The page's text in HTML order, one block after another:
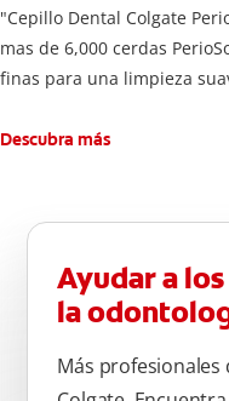
"Cepillo Dental Colgate PerioGard GUM EXPERT
mas de 6,000 cerdas
finas para una limpieza
Descubra más
Ayudar a
la
Más